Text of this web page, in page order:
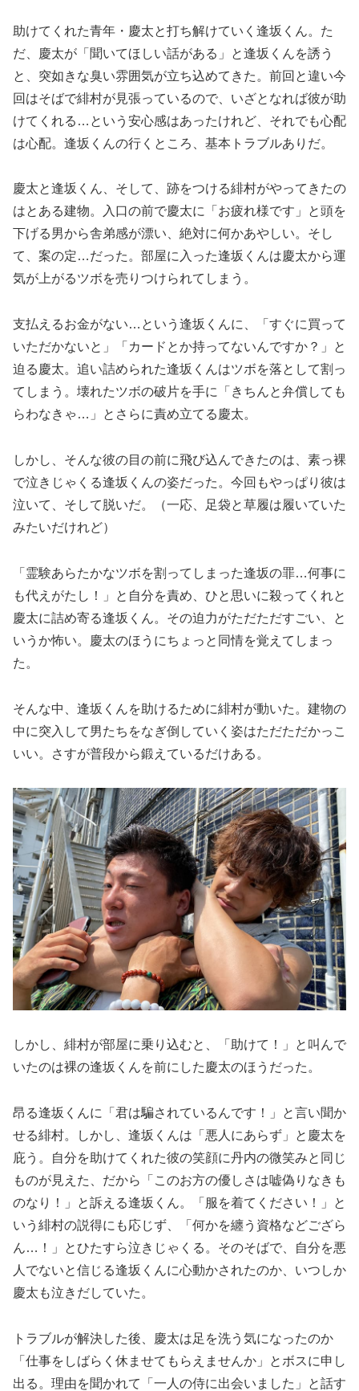
助けてくれた青年・慶太と打ち解けていく逢坂くん。た
だ、慶太が「聞いてほしい話がある」と逢坂くんを誘う
と、突如きな臭い雰囲気が立ち込めてきた。前回と違い今
回はそばで緋村が見張っているので、いざとなれば彼が助
けてくれる…という安心感はあったけれど、それでも心配
は心配。逢坂くんの行くところ、基本トラブルありだ。
慶太と逢坂くん、そして、跡をつける緋村がやってきたの
はとある建物。入口の前で慶太に「お疲れ様です」と頭を
下げる男から舎弟感が漂い、絶対に何かあやしい。そし
て、案の定…だった。部屋に入った逢坂くんは慶太から運
気が上がるツボを売りつけられてしまう。
支払えるお金がない…という逢坂くんに、「すぐに買って
いただかないと」「カードとか持ってないんですか？」と
迫る慶太。追い詰められた逢坂くんはツボを落として割っ
てしまう。壊れたツボの破片を手に「きちんと弁償しても
らわなきゃ…」とさらに責め立てる慶太。
しかし、そんな彼の目の前に飛び込んできたのは、素っ裸
で泣きじゃくる逢坂くんの姿だった。今回もやっぱり彼は
泣いて、そして脱いだ。（一応、足袋と草履は履いていた
みたいだけれど）
「霊験あらたかなツボを割ってしまった逢坂の罪…何事に
も代えがたし！」と自分を責め、ひと思いに殺ってくれと
慶太に詰め寄る逢坂くん。その迫力がただただすごい、と
いうか怖い。慶太のほうにちょっと同情を覚えてしまっ
た。
そんな中、逢坂くんを助けるために緋村が動いた。建物の
中に突入して男たちをなぎ倒していく姿はただただかっこ
いい。さすが普段から鍛えているだけある。
しかし、緋村が部屋に乗り込むと、「助けて！」と叫んで
いたのは裸の逢坂くんを前にした慶太のほうだった。
昂る逢坂くんに「君は騙されているんです！」と言い聞か
せる緋村。しかし、逢坂くんは「悪人にあらず」と慶太を
庇う。自分を助けてくれた彼の笑顔に丹内の微笑みと同じ
ものが見えた、だから「このお方の優しさは嘘偽りなきも
のなり！」と訴える逢坂くん。「服を着てください！」と
いう緋村の説得にも応じず、「何かを纏う資格などござら
ん…！」とひたすら泣きじゃくる。そのそばで、自分を悪
人でないと信じる逢坂くんに心動かされたのか、いつしか
慶太も泣きだしていた。
トラブルが解決した後、慶太は足を洗う気になったのか
「仕事をしばらく休ませてもらえませんか」とボスに申し
出る。理由を聞かれて「一人の侍に出会いました」と話す